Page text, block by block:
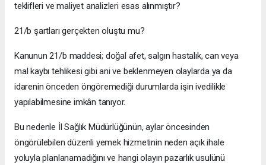
teklifleri ve maliyet analizleri esas alınmıştır?
21/b şartları gerçekten oluştu mu?
Kanunun 21/b maddesi; doğal afet, salgın hastalık, can veya
mal kaybı tehlikesi gibi ani ve beklenmeyen olaylarda ya da
idarenin önceden öngöremediği durumlarda işin ivedilikle
yapılabilmesine imkân tanıyor.
Bu nedenle İl Sağlık Müdürlüğünün, aylar öncesinden
öngörülebilen düzenli yemek hizmetinin neden açık ihale
yoluyla planlanamadığını ve hangi olayın pazarlık usulünü